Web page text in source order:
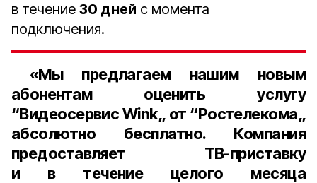
в течение 30 дней с момента
подключения.
«Мы предлагаем нашим новым
абонентам оценить услугу
“Видеосервис Wink„ от “Ростелекома„
абсолютно бесплатно. Компания
предоставляет ТВ-приставку
и в течение целого месяца